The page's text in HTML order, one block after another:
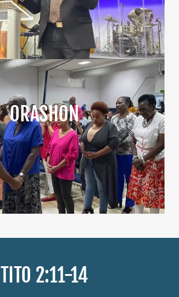
ORASHON
TITO 2:11-14